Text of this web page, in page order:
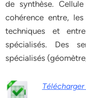
de synthèse.
cohérence entre,
techniques et
spécialisés. Des
spécialisés